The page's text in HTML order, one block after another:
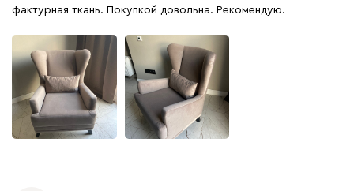
фактурная ткань. Покупкой довольна. Рекомендую.